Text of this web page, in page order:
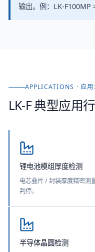
输出。例：LK-F100MP
APPLICATIONS · 应用
LK-F典型应用
锂电池模组厚度检测
电芯叠片 / 封装厚度精密测
判停。
半导体晶圆检测